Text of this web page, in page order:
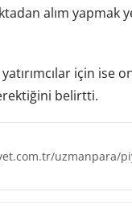
alım yapmak
için
belirtti.
uzmanpara/